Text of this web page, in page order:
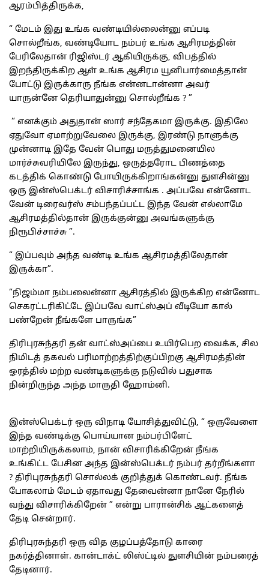
ஆரம்பித்திருக்க,
“ மேடம் இது உங்க வண்டியில்லைன்னு எப்படி
சொல்றீங்க, வண்டியோட நம்பர் உங்க ஆசிரமத்தின்
பேரிலேதான் ரிஜிஸ்டர் ஆகியிருக்கு, விபத்தில்
இறந்திருக்கிற ஆள் உங்க ஆசிரம யூனிபார்மைத்தான்
போட்டு இருக்காரு நீங்க என்னடான்னா அவர்
யாருன்னே தெரியாதுன்னு சொல்றீங்க ? ”
“ எனக்கும் அதுதான் ஸார் சந்தேகமா இருக்கு. இதிலே
ஏதுவோ ஏமாற்றுவேலை இருக்கு, இரண்டு நாளுக்கு
முன்னாடி இதே வேன் பொது மருத்துமனையில
மார்ச்சுவரியிலே இருந்து, ஒருத்தரோட பிணத்தை
கடத்திக் கொண்டு போயிருக்கிறாங்கன்னு துளசின்னு
ஒரு இன்ஸ்பெக்டர் விசாரிச்சாங்க . அப்பவே என்னோட
வேன் டிரைவர்ஸ் சம்பந்தப்பட்ட இந்த வேன் எல்லாமே
ஆசிரமத்தில்தான் இருக்குன்னு அவங்களுக்கு
நிரூபிச்சாச்சு ”.
“ இப்பவும் அந்த வண்டி உங்க ஆசிரமத்திலேதான்
இருக்கா”.
“நிஜம்மா நம்பலைன்னா ஆசிரத்தில் இருக்கிற என்னோட
செகரட்டரிகிட்டே இப்பவே வாட்ஸ்அப் வீடியோ கால்
பண்றேன் நீங்களே பாருங்க”
திரிபுரசுந்தரி தன் வாட்ஸ்அப்பை உயிர்பெற வைக்க, சில
நிமிடத் தகவல் பரிமாற்றத்திற்குப்பிறகு ஆசிரமத்தின்
ஓரத்தில் மற்ற வண்டிகளுக்கு நடுவில் பதுசாக
நின்றிருந்த அந்த மாருதி ஹோம்னி.
இன்ஸ்பெக்டர் ஒரு விநாடி யோசித்துவிட்டு, “ ஒருவேளை
இந்த வண்டிக்கு பொய்யான நம்பர்பிளேட்
மாற்றியிருக்கலாம், நான் விசாரிக்கிறேன் நீங்க
உங்கிட்ட பேசின அந்த இன்ஸ்பெக்டர் நம்பர் தர்றீங்களா
? திரிபுரசுந்தரி சொல்லக் குறித்துக் கொண்டவர். நீங்க
போகலாம் மேடம் ஏதாவது தேவைன்னா நானே நேரில்
வந்து விசாரிக்கிறேன் ” என்று பாரான்சிக் ஆட்களைத்
தேடி சென்றார்.
திரிபுரசுந்தரி ஒரு வித குழப்பத்தோடு காரை
நகர்த்தினாள். கான்டாக்ட் லிஸ்ட்டில் துளசியின் நம்பரைத்
தேடினார்.